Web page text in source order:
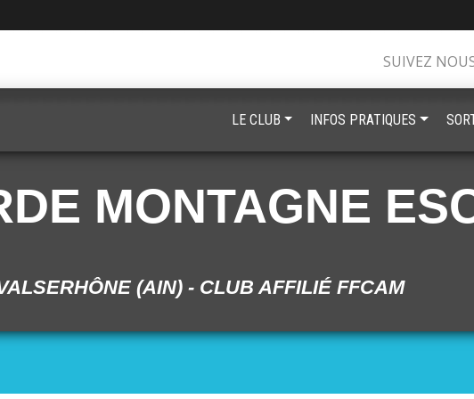
MONTAGNE
(AIN) - CLUB AFFILIÉ FFCAM
SUIVEZ
LE CLUB INFOS PRATIQUES